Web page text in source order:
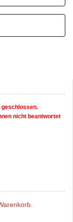
geschlossen.
nicht beantwortet